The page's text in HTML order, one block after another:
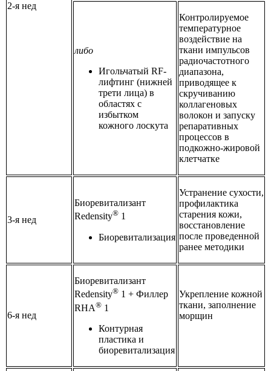
2-я нед
либо
Игольчатый RF-
лифтинг (нижней
трети лица) в
областях с
избытком
кожного лоскута
Контролируемое
температурное
воздействие на
ткани импульсов
радиочастотного
диапазона,
приводящее к
скручиванию
коллагеновых
волокон и запуску
репаративных
процессов в
подкожно-жировой
клетчатке
3-я нед
Биоревитализант
Redensity® 1
Биоревитализация
Устранение сухости,
профилактика
старения кожи,
восстановление
после проведенной
ранее методики
6-я нед
Биоревитализант
Redensity® 1 + Филлер
RHA® 1
Контурная
пластика и
биоревитализация
Укрепление кожной
ткани, заполнение
морщин